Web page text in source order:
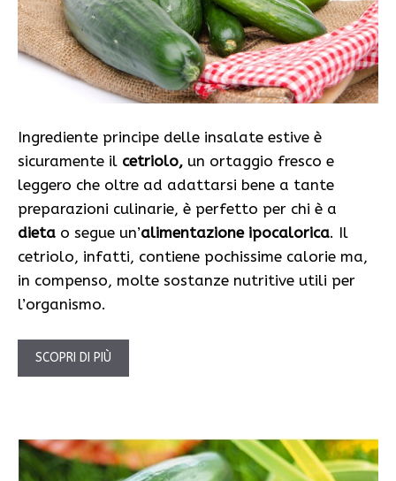
Ingrediente principe delle insalate estive è
sicuramente il cetriolo, un ortaggio fresco e
leggero che oltre ad adattarsi bene a tante
preparazioni culinarie, è perfetto per chi è a
dieta o segue un’alimentazione ipocalorica. Il
cetriolo, infatti, contiene pochissime calorie ma,
in compenso, molte sostanze nutritive utili per
l’organismo.
SCOPRI DI PIÙ